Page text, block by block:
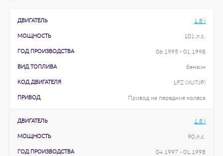
ДВИГАТЕЛЬ 1.8 i
МОЩНОСТЬ 101 л.с.
ГОД ПРОИЗВОДСТВА 06.1995 - 01.1998
ВИД ТОПЛИВА бензин
КОД ДВИГАТЕЛЯ LFZ (XU7JP)
ПРИВОД Привод на передние колеса
ДВИГАТЕЛЬ 1.8 i
МОЩНОСТЬ 90 л.с.
ГОД ПРОИЗВОДСТВА 04.1997 - 01.1998